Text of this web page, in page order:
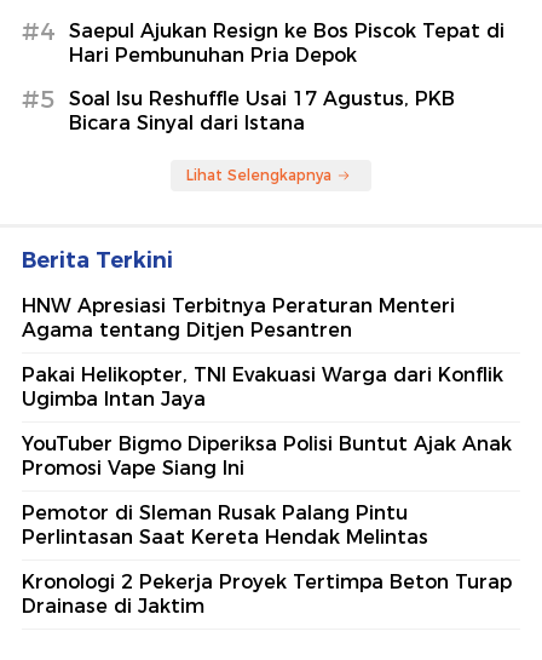
#4
Saepul Ajukan Resign ke Bos Piscok Tepat di
Hari Pembunuhan Pria Depok
#5
Soal Isu Reshuffle Usai 17 Agustus, PKB
Bicara Sinyal dari Istana
Lihat Selengkapnya
Berita Terkini
HNW Apresiasi Terbitnya Peraturan Menteri
Agama tentang Ditjen Pesantren
Pakai Helikopter, TNI Evakuasi Warga dari Konflik
Ugimba Intan Jaya
YouTuber Bigmo Diperiksa Polisi Buntut Ajak Anak
Promosi Vape Siang Ini
Pemotor di Sleman Rusak Palang Pintu
Perlintasan Saat Kereta Hendak Melintas
Kronologi 2 Pekerja Proyek Tertimpa Beton Turap
Drainase di Jaktim